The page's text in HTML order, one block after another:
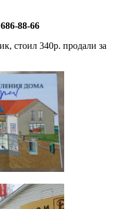
88-66
стоил 340р. продали за